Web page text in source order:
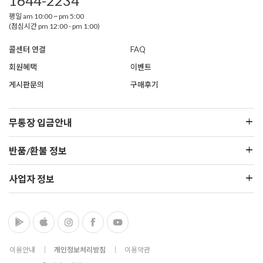
평일 am 10:00 ~ pm 5:00
(점심시간 pm 12:00 - pm 1:00)
콜센터 연결
FAQ
회원혜택
이벤트
게시판문의
구매후기
무통장 입금안내
반품/환불 정보
사업자 정보
이용안내 개인정보처리방침
이용약관